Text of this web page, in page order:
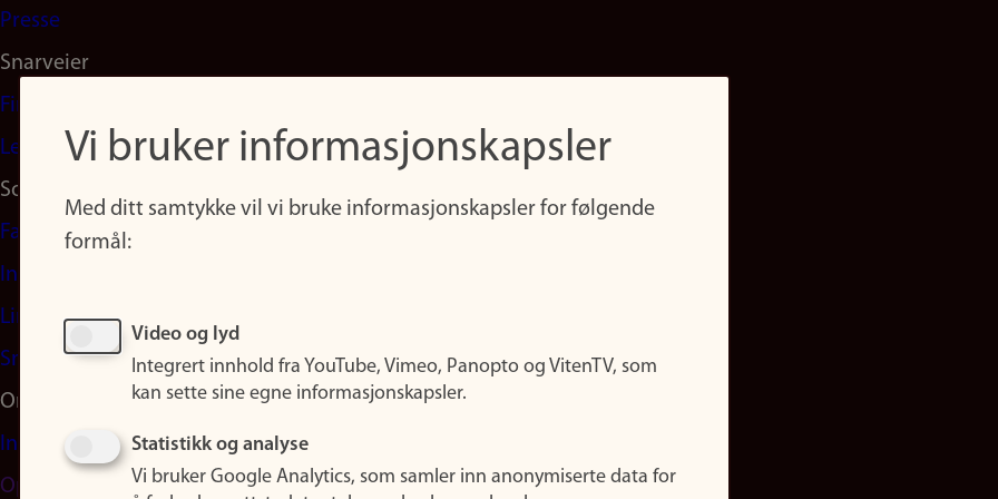
Presse
Snarveier
Finn studier
Ledige stillinger
Sosiale medier
Facebook
Instagram
LinkedIn
Snapchat
Om nettstedet
Informasjonskapsler
Oppdater samtykke
Vi bruker informasjonskapsler
Med ditt samtykke vil vi bruke informasjonskapsler for følgende
formål:
Video og lyd
Integrert innhold fra YouTube, Vimeo, Panopto og VitenTV, som
kan sette sine egne informasjonskapsler.
Statistikk og analyse
Vi bruker Google Analytics, som samler inn anonymiserte data for